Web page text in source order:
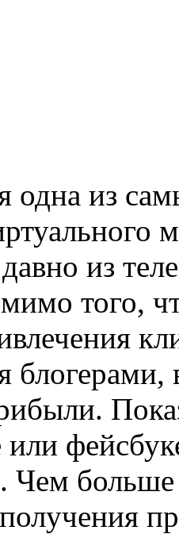
одна из
из
того,
или
Чем